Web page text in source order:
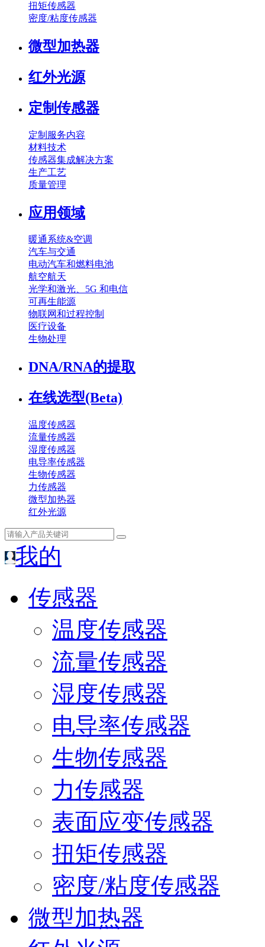
扭矩传感器
密度/粘度传感器
微型加热器
红外光源
定制传感器
定制服务内容
材料技术
传感器集成解决方案
生产工艺
质量管理
应用领域
暖通系统&空调
汽车与交通
电动汽车和燃料电池
航空航天
光学和激光、5G 和电信
可再生能源
物联网和过程控制
医疗设备
生物处理
DNA/RNA的提取
在线选型(Beta)
温度传感器
流量传感器
湿度传感器
电导率传感器
生物传感器
力传感器
微型加热器
红外光源
我的
传感器
温度传感器
流量传感器
湿度传感器
电导率传感器
生物传感器
力传感器
表面应变传感器
扭矩传感器
密度/粘度传感器
微型加热器